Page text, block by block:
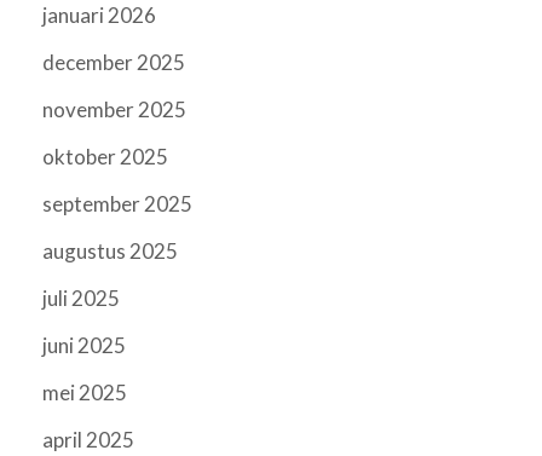
januari 2026
december 2025
november 2025
oktober 2025
september 2025
augustus 2025
juli 2025
juni 2025
mei 2025
april 2025